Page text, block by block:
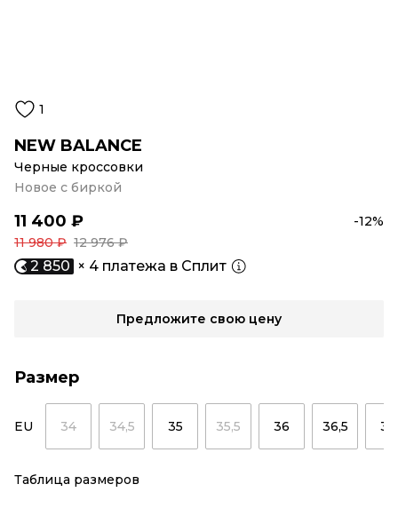
1
NEW BALANCE
Черные кроссовки
Новое с биркой
11 400 ₽
-12%
11 980 ₽ 12 976 ₽
2 850 × 4 платежа в Сплит
Предложите свою цену
Размер
EU 34 34,5 35 35,5 36 36,5 37
Таблица размеров